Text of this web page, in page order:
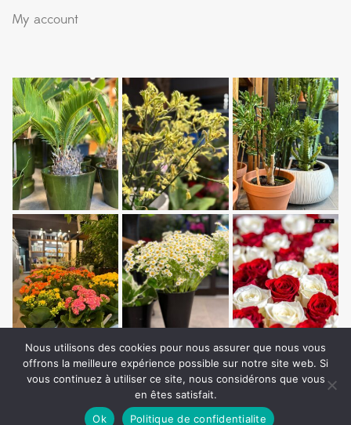
My account
Nous utilisons des cookies pour nous assurer que nous vous
offrons la meilleure expérience possible sur notre site web. Si
vous continuez à utiliser ce site, nous considérons que vous
en êtes satisfait.
Ok
Politique de confidentialite